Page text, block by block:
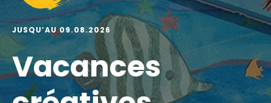
JUSQU’AU 09.08.2026
Vacances